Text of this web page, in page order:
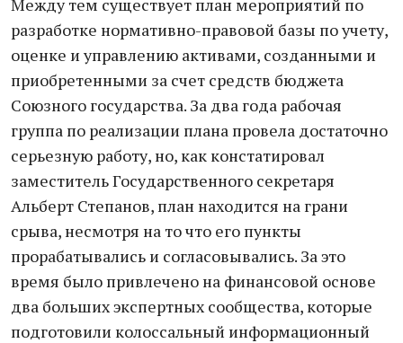
Между тем существует план мероприятий по
разработке нормативно-правовой базы по учету,
оценке и управлению активами, созданными и
приобретенными за счет средств бюджета
Союзного государства. За два года рабочая
группа по реализации плана провела достаточно
серьезную работу, но, как констатировал
заместитель Государственного секретаря
Альберт Степанов, план находится на грани
срыва, несмотря на то что его пункты
прорабатывались и согласовывались. За это
время было привлечено на финансовой основе
два больших экспертных сообщества, которые
подготовили колоссальный информационный